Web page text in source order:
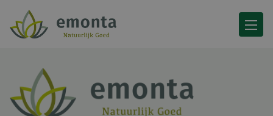
Ga naar de inhoud